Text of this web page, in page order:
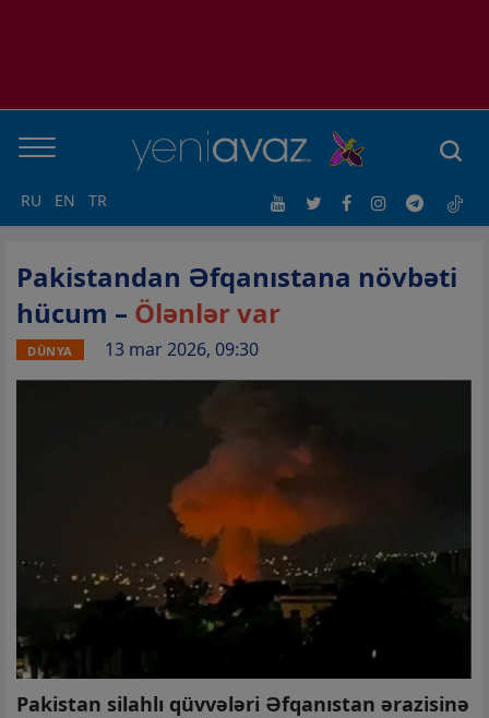
RU EN TR
Pakistandan Əfqanıstana növbəti
hücum – Ölənlər var
DÜNYA 13 mar 2026, 09:30
Pakistan silahlı qüvvələri Əfqanıstan ərazisinə